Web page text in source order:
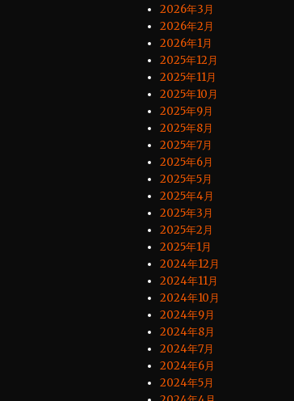
2026年3月
2026年2月
2026年1月
2025年12月
2025年11月
2025年10月
2025年9月
2025年8月
2025年7月
2025年6月
2025年5月
2025年4月
2025年3月
2025年2月
2025年1月
2024年12月
2024年11月
2024年10月
2024年9月
2024年8月
2024年7月
2024年6月
2024年5月